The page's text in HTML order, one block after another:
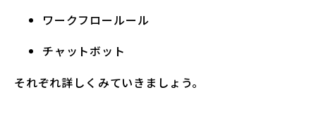
ワークフロールール
チャットボット
それぞれ詳しくみていきましょう。